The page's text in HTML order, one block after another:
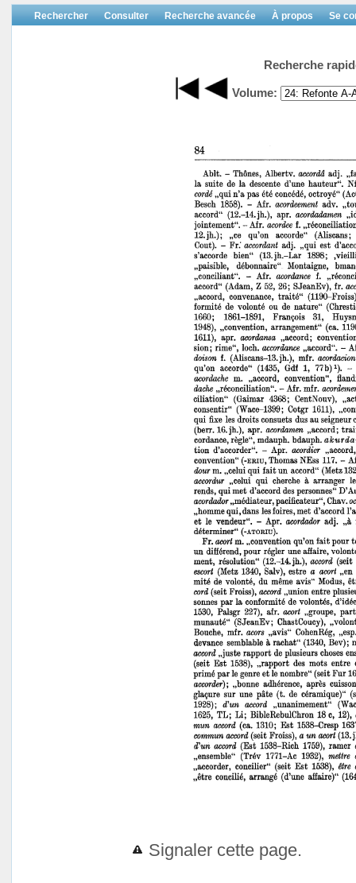
Rechercher Consulter Recherche avancée À propos Se
Recherche
Volume:
Signaler cette page.